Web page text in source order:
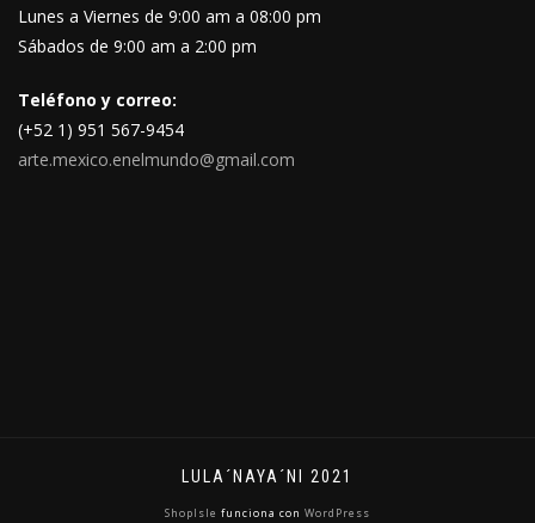
Lunes a Viernes de 9:00 am a 08:00 pm
Sábados de 9:00 am a 2:00 pm
Teléfono y correo:
(+52 1) 951 567-9454
arte.mexico.enelmundo@gmail.com
LULA´NAYA´NI 2021
ShopIsle funciona con WordPress